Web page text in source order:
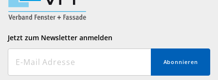
Jetzt zum Newsletter anmelden
Abonnieren